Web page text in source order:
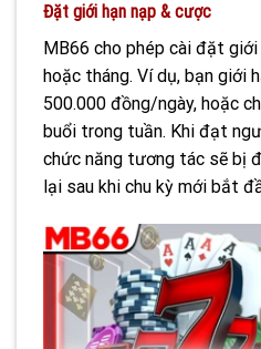
Đặt giới hạn nạp & cược
MB66 cho phép cài đặt
hoặc tháng. Ví dụ, bạn giới
500.000 đồng/ngày, hoặc
buổi trong tuần. Khi đạt
chức năng tương tác sẽ bị
lại sau khi chu kỳ mới bắt